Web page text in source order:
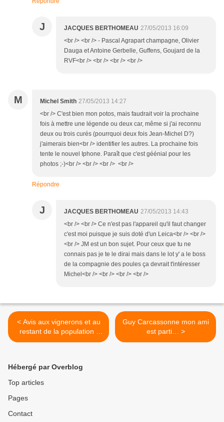
J JACQUES BERTHOMEAU 27/05/2013 16:09
<br /> <br /> - Pascal Agrapart champagne, Olivier
Dauga et Antoine Gerbelle, Guffens, Goujard de la
RVF<br /> <br /> <br /> <br />
M Michel Smith 27/05/2013 14:27
<br /> C'est bien mon potos, mais faudrait voir la prochaine
fois à mettre une légende ou deux car, même si j'ai reconnu
deux ou trois curés (pourrquoi deux fois Jean-Michel D?)
j'aimerais bien<br /> identifier les autres. La prochaine fois
tente le nouvel Iphone. Paraît que c'est géénial pour les
photos ;-)<br /> <br /> <br /> <br />
Répondre
J JACQUES BERTHOMEAU 27/05/2013 14:43
<br /> <br /> Ce n'est pas l'appareil qu'il faut changer
c'est moi puisque je suis doté d'un Leica<br /> <br />
<br /> JM est un bon sujet. Pour ceux que tu ne
connais pas je te le dirai mais dans le lot y' a le boss
de la compagnie des poules ça devrait t'intéresser
Michel<br /> <br /> <br /> <br />
< Avis aux vignerons et au
restant de la population :
2013 une année sans été ?
Guy Carcassonne mon ami
est parti… >
Hébergé par Overblog
Top articles
Pages
Contact